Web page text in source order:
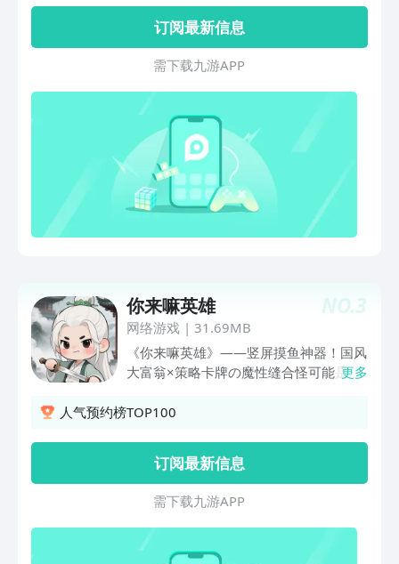
于云雾之间，修炼仙法，净化世间妖邪，
邂逅珍奇异兽，锻造传说神兵，体验从凡
尘到仙尊的华丽转变。 【悠然自得，剑
随心至】 放下尘世的纷扰，我们为你提
炼了修仙的精髓，自动化的技能释放、简
洁的操作、轻松的放置体验，让你在每一
订阅最新信息
需 下 载 九 游 A P P
NO.3
你来嘛英雄
网络游戏| 31.69MB
《你来嘛英雄》——竖屏摸鱼神器！国风
大富翁×策略卡牌の魔性缝合怪可能是骗
贷利息而怒写攻略
更多
人气预约榜TOP100
订阅最新信息
需 下 载 九 游 A P P